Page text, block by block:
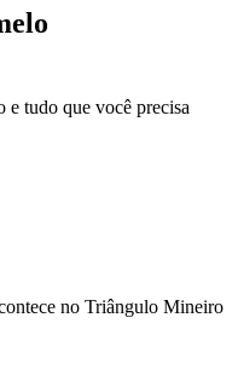
e tudo que você precisa
no Triângulo Mineiro